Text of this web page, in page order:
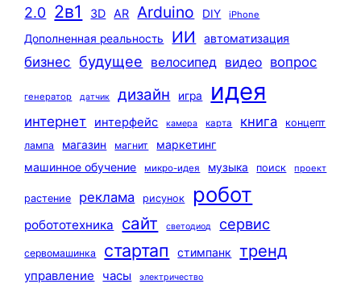
2.0 2в1 3D AR Arduino DIY iPhone
Дополненная реальность ИИ автоматизация
бизнес будущее велосипед видео вопрос
генератор датчик дизайн игра идея
интернет интерфейс камера карта книга
концепт
лампа
магазин магнит
маркетинг
машинное обучение
микро-идея музыка поиск проект
растение реклама рисунок робот
робототехника сайт светодиод сервис
сервомашинка стартап стимпанк тренд
управление часы электричество